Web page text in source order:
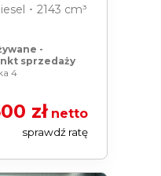
･ 2143 cm³
-
sprzedaży
4
złnetto
sprawdź ratę